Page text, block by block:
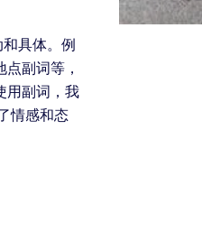
具体。例
副词等，
用副词，我
情感和态